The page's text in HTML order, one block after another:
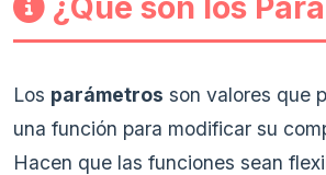
Los parámetros son valores que
una función para modificar su
Hacen que las funciones sean